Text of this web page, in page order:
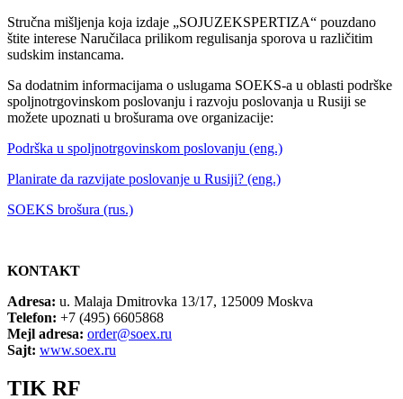
Stručna mišljenja koja izdaje „SOJUZEKSPERTIZA“ pouzdano
štite interese Naručilaca prilikom regulisanja sporova u različitim
sudskim instancama.
Sa dodatnim informacijama o uslugama SOEKS-a u oblasti podrške
spoljnotrgovinskom poslovanju i razvoju poslovanja u Rusiji se
možete upoznati u brošurama ove organizacije:
Podrška u spoljnotrgovinskom poslovanju (eng.)
Planirate da razvijate poslovanje u Rusiji? (eng.)
SOEKS brošura (rus.)
KONTAKT
Adresa: u. Malaja Dmitrovka 13/17, 125009 Moskva
Telefon: +7 (495) 6605868
Mejl adresa: order@soex.ru
Sajt: www.soex.ru
TIK RF